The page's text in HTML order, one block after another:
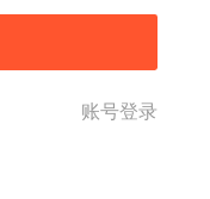
账号登录